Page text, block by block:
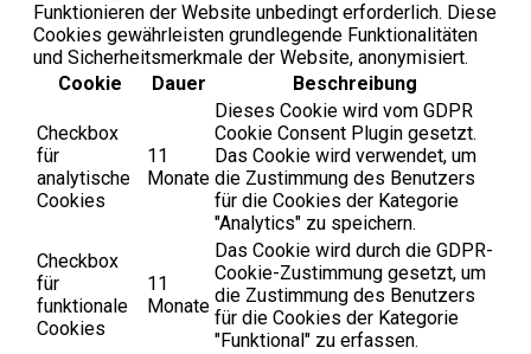
Funktionieren der Website unbedingt erforderlich. Diese
Cookies gewährleisten grundlegende Funktionalitäten
und Sicherheitsmerkmale der Website, anonymisiert.
Cookie
Dauer Beschreibung
Checkbox
für
analytische
Cookies
11
Monate
Dieses Cookie wird vom GDPR
Cookie Consent Plugin gesetzt.
Das Cookie wird verwendet, um
die Zustimmung des Benutzers
für die Cookies der Kategorie
"Analytics" zu speichern.
Checkbox
für
funktionale
Cookies
11
Monate
Das Cookie wird durch die GDPR-
Cookie-Zustimmung gesetzt, um
die Zustimmung des Benutzers
für die Cookies der Kategorie
"Funktional" zu erfassen.